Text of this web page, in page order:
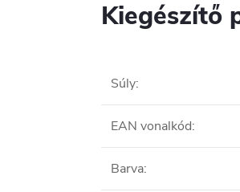
Kiegészítő
Súly:
EAN vonalkód:
Barva: